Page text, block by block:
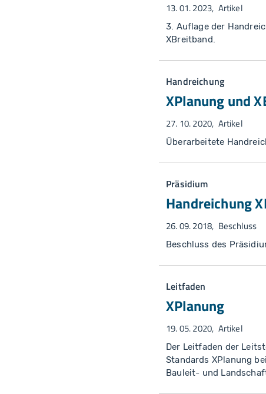
13. 01. 2023 Artikel
3. Auflage der
XBreitband.
Handreichung
XPlanung und
27. 10. 2020 Artikel
Überarbeitete
Präsidium
Handreichung
26. 09. 2018 Beschluss
Beschluss des
Leitfaden
XPlanung
19. 05. 2020 Artikel
Der Leitfaden der
Standards XPlanung
Bauleit- und